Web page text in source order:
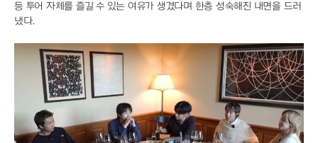
등 투어 자체를 즐길 수 있는 여유가 생겼다며 한층 성숙해진 내면을 드러
냈다.